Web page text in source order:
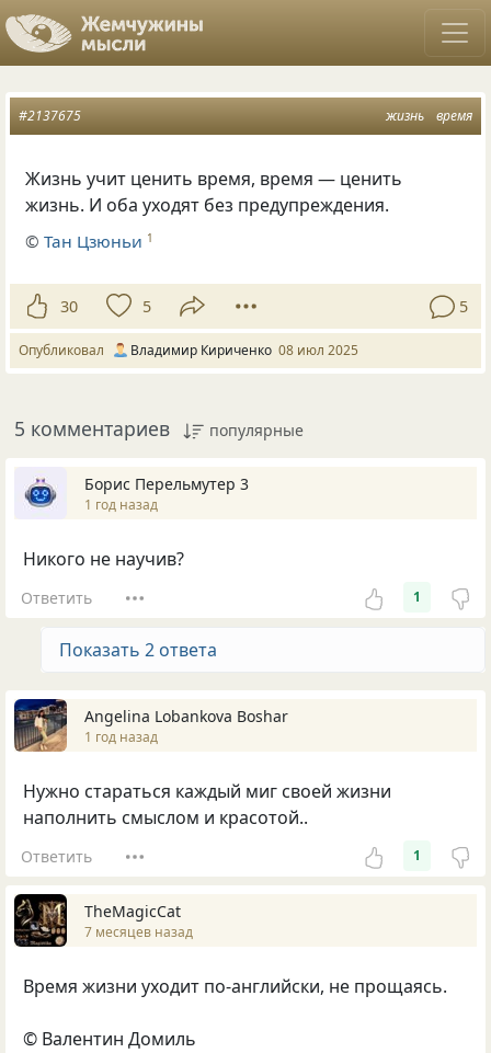
жизнь время
#2137675
Жизнь учит ценить время, время — ценить
жизнь. И оба уходят без предупреждения.
©Тан Цзюньи 1
30 5 5
Опубликовал Владимир Кириченко 08 июл 2025
5 комментариев популярные
Борис Перельмутер 3
1 год назад
Никого не научив?
Ответить 1
Показать 2 ответа
Angelina Lobankova Boshar
1 год назад
Нужно стараться каждый миг своей жизни
наполнить смыслом и красотой..
Ответить 1
TheMagicCat
7 месяцев назад
Время жизни уходит по-английски, не прощаясь.
© Валентин Домиль